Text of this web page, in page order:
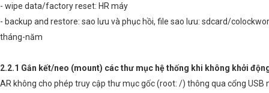
- wipe data/factory reset: HR máy
- backup and restore: sao lưu và phục hồi, file sao lưu: sdcard/
tháng-năm
2.2.1 Gắn kết/neo (mount) các thư mục hệ thống khi không khởi
AR không cho phép truy cập thư mục gốc (root: /) thông qua cổng